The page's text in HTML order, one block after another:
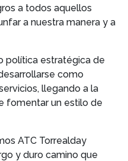
a todos aquellos
a nuestra manera y a
política estratégica de
como
llegando a la
fomentar un estilo de
ATC Torrealday
y duro camino que